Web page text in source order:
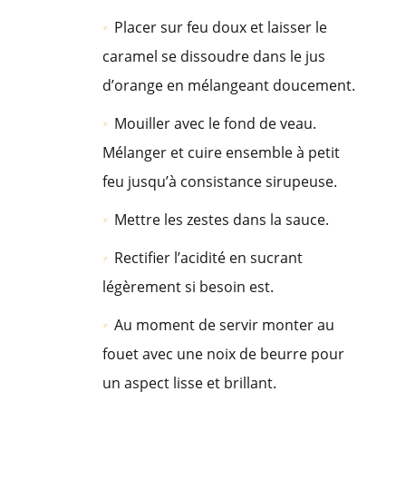
Placer sur feu doux et laisser le
caramel se dissoudre dans le jus
d’orange en mélangeant doucement.
Mouiller avec le fond de veau.
Mélanger et cuire ensemble à petit
feu jusqu’à consistance sirupeuse.
Mettre les zestes dans la sauce.
Rectifier l’acidité en sucrant
légèrement si besoin est.
Au moment de servir monter au
fouet avec une noix de beurre pour
un aspect lisse et brillant.